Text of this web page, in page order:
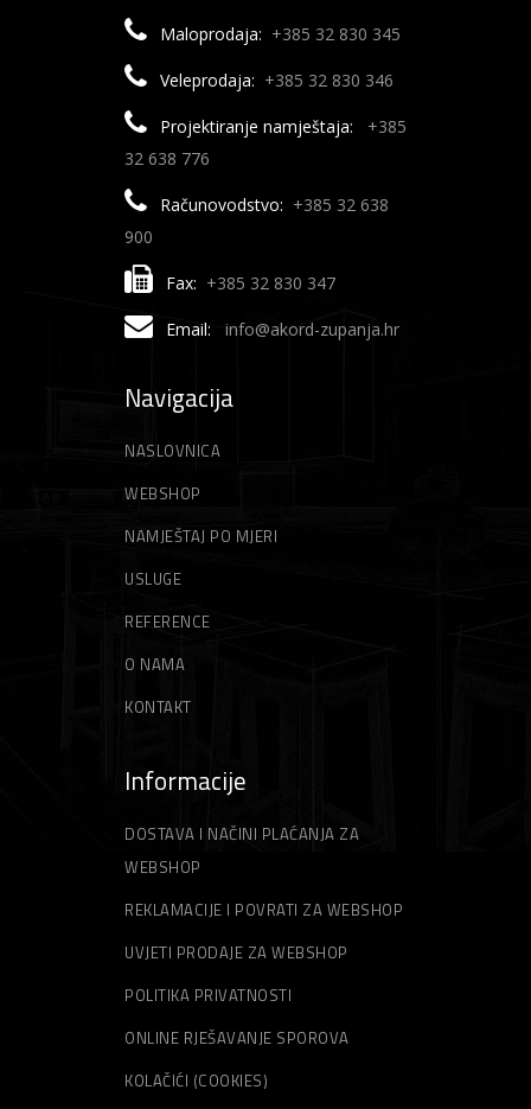
Maloprodaja: +385 32 830 345
Veleprodaja: +385 32 830 346
Projektiranje namještaja:
+385
32 638 776
Računovodstvo: +385 32 638
900
Fax: +385 32 830 347
Email: info@akord-zupanja.hr
Navigacija
NASLOVNICA
WEBSHOP
NAMJEŠTAJ PO MJERI
USLUGE
REFERENCE
O NAMA
KONTAKT
Informacije
DOSTAVA I NAČINI PLAĆANJA ZA
WEBSHOP
REKLAMACIJE I POVRATI ZA WEBSHOP
UVJETI PRODAJE ZA WEBSHOP
POLITIKA PRIVATNOSTI
ONLINE RJEŠAVANJE SPOROVA
KOLAČIĆI (COOKIES)